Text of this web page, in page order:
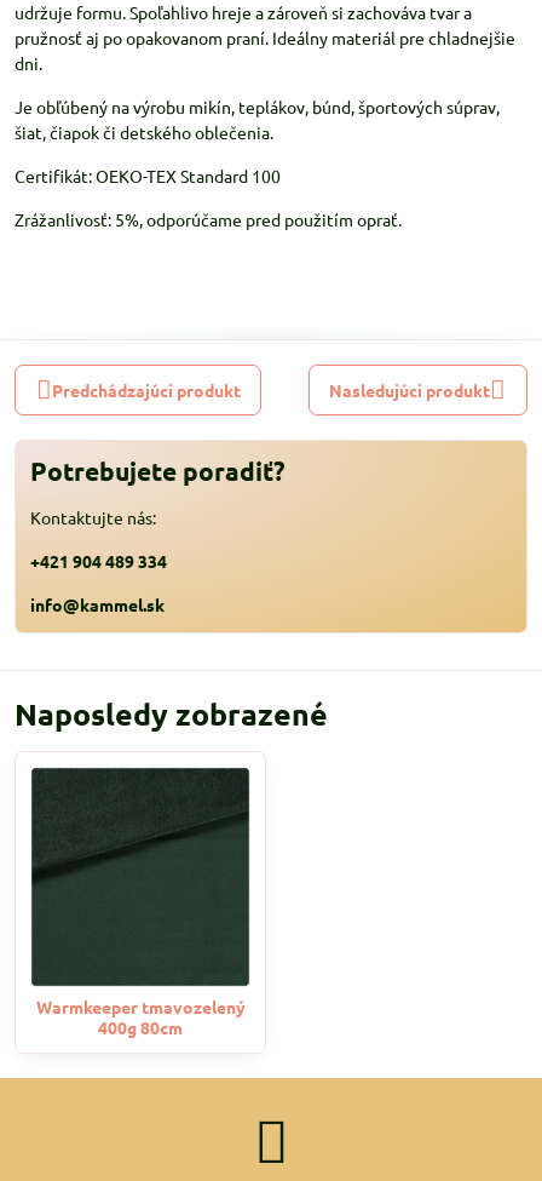
udržuje formu. Spoľahlivo hreje a zároveň si zachováva tvar a
pružnosť aj po opakovanom praní. Ideálny materiál pre chladnejšie
dni.
Je obľúbený na výrobu mikín, teplákov, búnd, športových súprav,
šiat, čiapok či detského oblečenia.
Certifikát: OEKO-TEX Standard 100
Zrážanlivosť: 5%, odporúčame pred použitím oprať.
Predchádzajúci produkt Nasledujúci produkt
Potrebujete poradiť?
Kontaktujte nás:
+421 904 489 334
info@kammel.sk
Naposledy zobrazené
Warmkeeper tmavozelený
400g 80cm